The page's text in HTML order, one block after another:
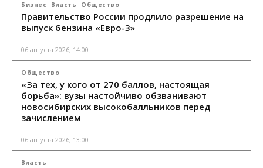
Бизнес Власть Общество
Правительство России продлило разрешение на
выпуск бензина «Евро-3»
06 августа 2026, 14:00
Общество
«За тех, у кого от 270 баллов, настоящая
борьба»: вузы настойчиво обзванивают
новосибирских высокобалльников перед
зачислением
06 августа 2026, 13:00
Власть